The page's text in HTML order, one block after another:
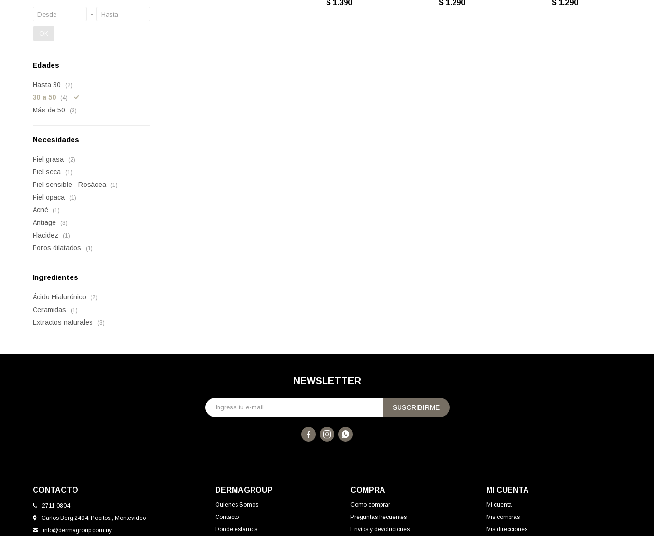
$ 1.390
$ 1.290
$ 1.290
OK
Edades
Hasta 30 (2)
30 a 50 (4)
Más de 50 (3)
Necesidades
Piel grasa (2)
Piel seca (1)
Piel sensible - Rosácea (1)
Piel opaca (1)
Acné (1)
Antiage (3)
Flacidez (1)
Poros dilatados (1)
Ingredientes
Ácido Hialurónico (2)
Ceramidas (1)
Extractos naturales (3)
CONTACTO
2711 0804
Carlos Berg 2494, Pocitos., Montevideo
info@dermagroup.com.uy
DERMAGROUP
Quienes Somos
Contacto
Donde estamos
COMPRA
Como comprar
Preguntas frecuentes
Envíos y devoluciones
MI CUENTA
Mi cuenta
Mis compras
Mis direcciones
NEWSLETTER
SUSCRIBIRME
  